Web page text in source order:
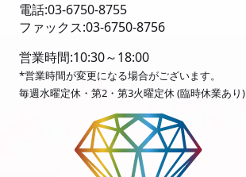
電話:03-6750-8755
ファックス:03-6750-8756
営業時間:10:30～18:00
*営業時間が変更になる場合がございます。
毎週水曜定休・第2・第3火曜定休 (臨時休業あり)